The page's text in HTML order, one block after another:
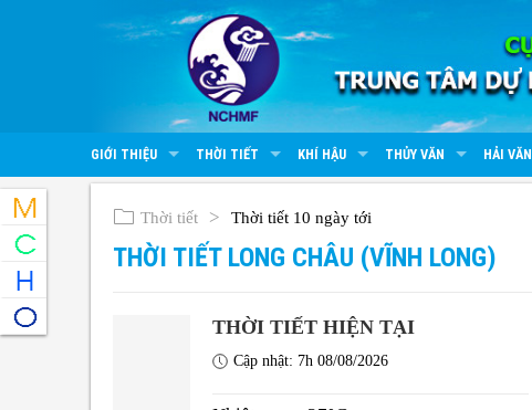
GIỚI THIỆU THỜI TIẾT KHÍ HẬU THỦY VĂN HẢI VĂN
Thời tiết Thời tiết 10 ngày tới
THỜI TIẾT LONG CHÂU (VĨNH LONG)
THỜI TIẾT HIỆN TẠI
Cập nhật: 7h 08/08/2026